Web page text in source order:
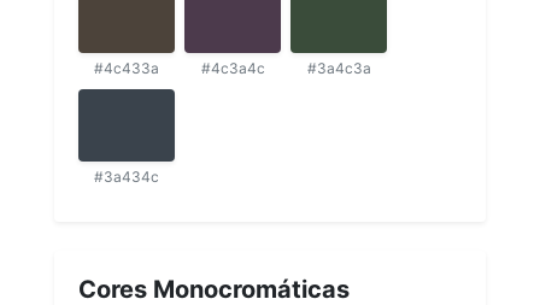
#4c433a #4c3a4c #3a4c3a
#3a434c
Cores Monocromáticas